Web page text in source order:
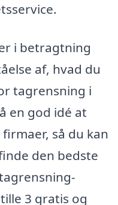
i betragtning
af, hvad du
tagrensning i
en god idé at
så du kan
den bedste
3 gratis og